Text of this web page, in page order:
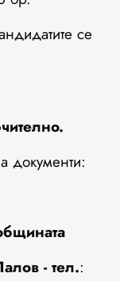
се
документи:
- тел.: